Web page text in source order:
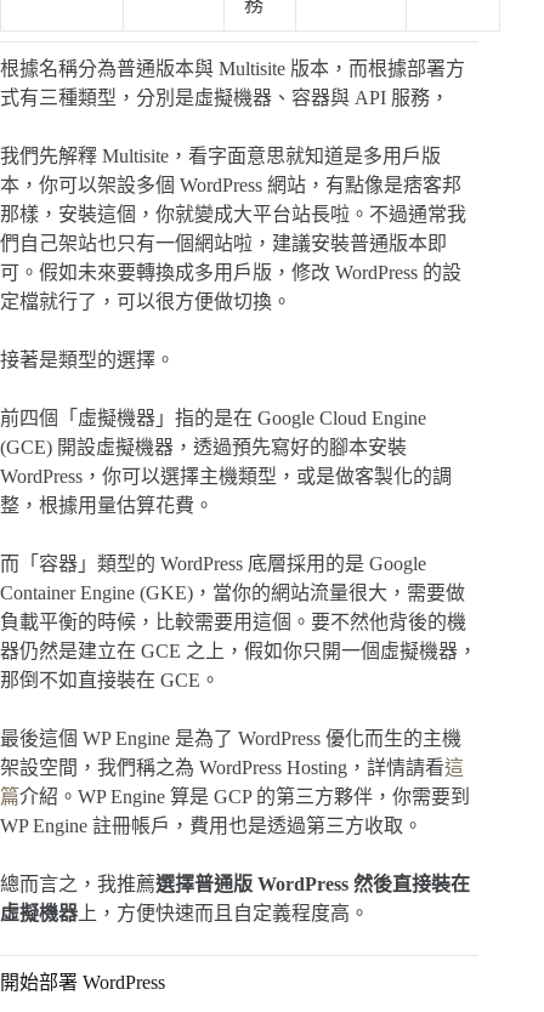
務
根據名稱分為普通版本與 Multisite 版本，而根據部署方
式有三種類型，分別是虛擬機器、容器與 API 服務，
我們先解釋 Multisite，看字面意思就知道是多用戶版
本，你可以架設多個 WordPress 網站，有點像是痞客邦
那樣，安裝這個，你就變成大平台站長啦。不過通常我
們自己架站也只有一個網站啦，建議安裝普通版本即
可。假如未來要轉換成多用戶版，修改 WordPress 的設
定檔就行了，可以很方便做切換。
接著是類型的選擇。
前四個「虛擬機器」指的是在 Google Cloud Engine
(GCE) 開設虛擬機器，透過預先寫好的腳本安裝
WordPress，你可以選擇主機類型，或是做客製化的調
整，根據用量估算花費。
而「容器」類型的 WordPress 底層採用的是 Google
Container Engine (GKE)，當你的網站流量很大，需要做
負載平衡的時候，比較需要用這個。要不然他背後的機
器仍然是建立在 GCE 之上，假如你只開一個虛擬機器，
那倒不如直接裝在 GCE。
最後這個 WP Engine 是為了 WordPress 優化而生的主機
架設空間，我們稱之為 WordPress Hosting，詳情請看這
篇介紹。WP Engine 算是 GCP 的第三方夥伴，你需要到
WP Engine 註冊帳戶，費用也是透過第三方收取。
總而言之，我推薦選擇普通版 WordPress 然後直接裝在
虛擬機器 上，方便快速而且自定義程度高。
開始部署 WordPress